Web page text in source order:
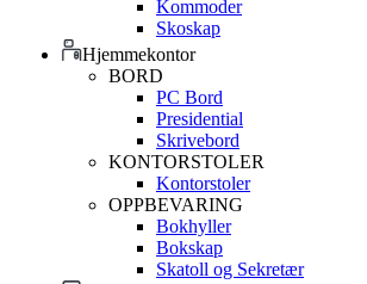
Kommoder
Skoskap
Hjemmekontor
BORD
PC Bord
Presidential
Skrivebord
KONTORSTOLER
Kontorstoler
OPPBEVARING
Bokhyller
Bokskap
Skatoll og Sekretær